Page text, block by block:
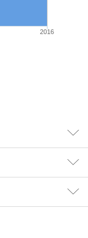
2016